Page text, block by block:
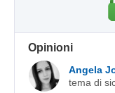
Opinioni
Angela
tema di